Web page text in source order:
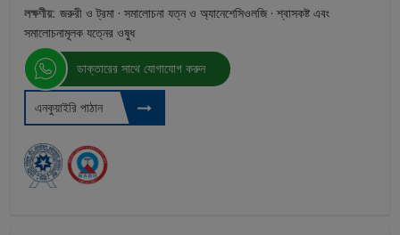
লক্ষণীয়: জরুরী ও ট্রমা · সমালোচনা যত্ন ও অ্যানেশেসিওলজি · শ্বাসকষ্ট এবং
সমালোচনামূলক যত্নের ওষুধ
ডাক্তারের সাথে যোগাযোগ করুন
এনকুয়াইরি পাঠান